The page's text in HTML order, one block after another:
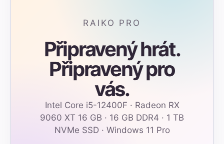
RAIKO PRO
Připravený hrát.
Připravený pro
vás.
Intel Core i5-12400F · Radeon RX
9060 XT 16 GB · 16 GB DDR4 · 1 TB
NVMe SSD · Windows 11 Pro